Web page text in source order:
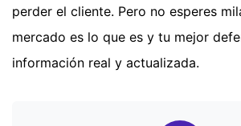
perder el cliente. Pero no esperes
mercado es lo que es y tu mejor
información real y actualizada.